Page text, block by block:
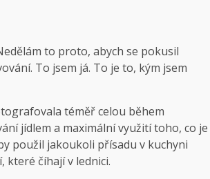
to proto, abych se pokusil
To jsem já. To je to, kým jsem
téměř celou během
jídlem a maximální využití toho, co je
použil jakoukoli přísadu v kuchyni
které číhají v lednici.